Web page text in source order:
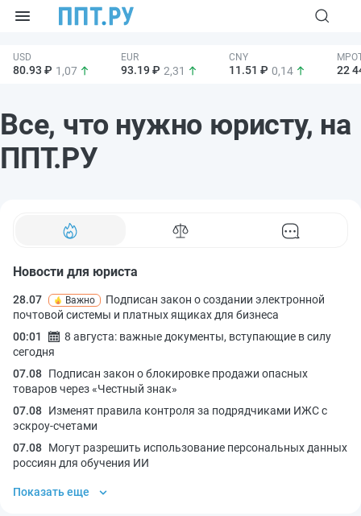
80.93 ₽ 1,07 93.19 ₽ 2,31 11.51 ₽ 0,14 22
Все, что нужно юристу, на
ППТ.РУ
Новости для юриста
28.07 Важно
Подписан закон о создании электронной
почтовой системы и платных ящиках для бизнеса
00:01
8 августа: важные документы, вступающие в силу
сегодня
07.08 Подписан закон о блокировке продажи опасных
товаров через «Честный знак»
07.08 Изменят правила контроля за подрядчиками ИЖС с
эскроу-счетами
07.08 Могут разрешить использование персональных данных
россиян для обучения ИИ
Показать еще